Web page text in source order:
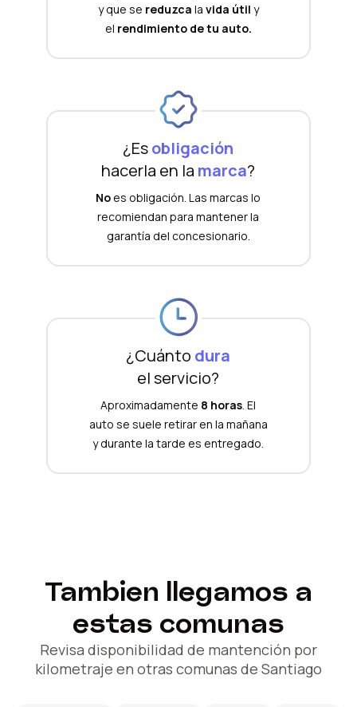
y que se reduzca la vida útil y
el rendimiento de tu auto.
¿Esobligación
hacerla en la marca?
Noes obligación. Las marcas lo
recomiendan para mantener la
garantía del concesionario.
¿Cuánto dura
el servicio?
Aproximadamente 8 horas . El
auto se suele retirar en la mañana
y durante la tarde es entregado.
Tambien llegamos a
estas comunas
Revisa disponibilidad de mantención por
kilometraje en otras comunas de Santiago